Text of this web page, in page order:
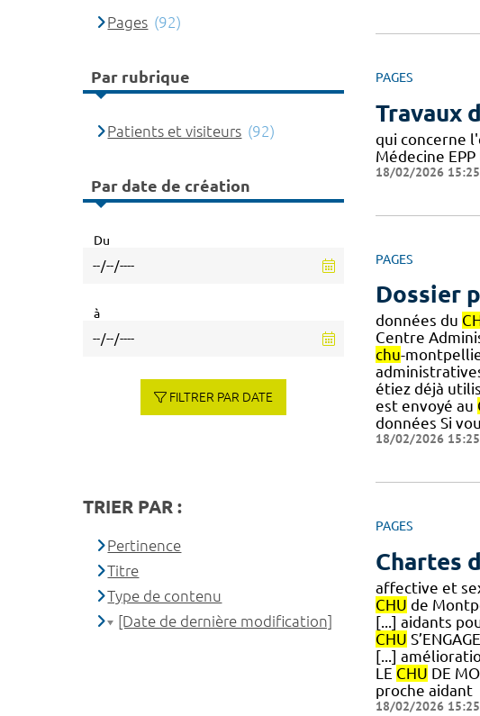
PAGES
Travaux
qui concerne
Médecine
18/02/2026 15:25
PAGES
Dossier
données du
Centre
chu-
étiez déjà
est envoyé au
données Si
18/02/2026 15:25
PAGES
Chartes
affective et
CHU de
[...] aidants
CHU
[...]
LE CHU DE
proche aidant
18/02/2026 15:25
Pages (92)
Par rubrique
Patients et visiteurs (92)
Par date de création
Du
à
FILTRER PAR DATE
TRIER PAR :
Pertinence
Titre
Type de contenu
[Date de dernière modification]